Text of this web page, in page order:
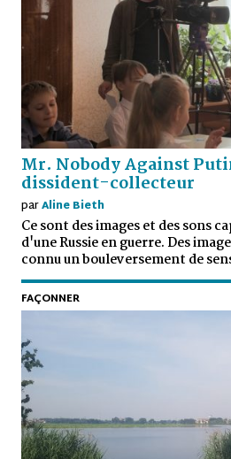
Mr. Nobody Against
dissident-collecteur
parAline Bieth
Ce sont des images et des sons
d'une Russie en guerre. Des
connu un bouleversement de
FAÇONNER